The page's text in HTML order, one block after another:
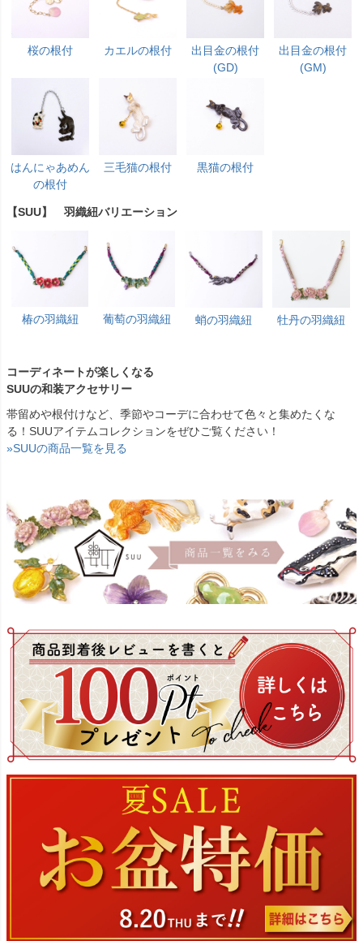
桜の根付 カエルの根付
出目金の根付
(GD)
出目金の根付
(GM)
はんにゃあめん
の根付
三毛猫の根付 黒猫の根付
【SUU】 羽織紐バリエーション
椿の羽織紐 葡萄の羽織紐 蛸の羽織紐 牡丹の羽織紐
コーディネートが楽しくなる
SUUの和装アクセサリー
帯留めや根付けなど、季節やコーデに合わせて色々と集めたくな
る！SUUアイテムコレクションをぜひご覧ください！
»SUUの商品一覧を見る